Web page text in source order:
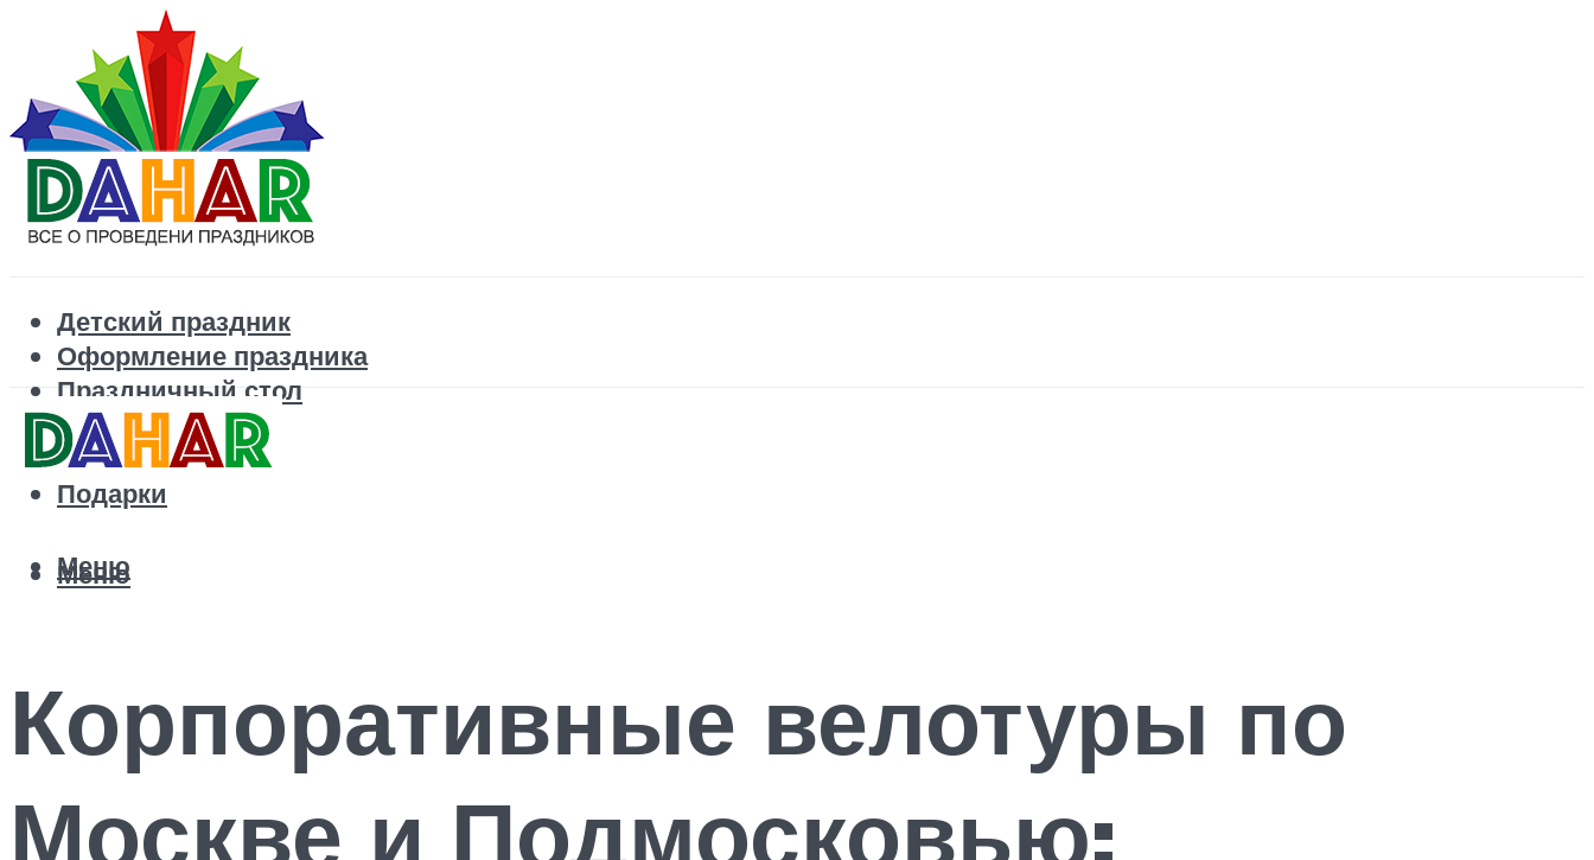
Детский праздник
Оформление праздника
Праздничный стол
Корпоратив
Поздравления
Подарки
Меню
Меню
Корпоративные велотуры по
Москве и Подмосковью: